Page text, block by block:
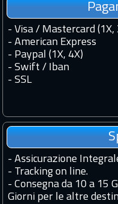
- Visa / Mastercard (1X,
- American Express
- Paypal (1X, 4X)
- Swift / Iban
- SSL
- Assicurazione
- Tracking on line.
- Consegna da 10 a 15
Giorni per le altre